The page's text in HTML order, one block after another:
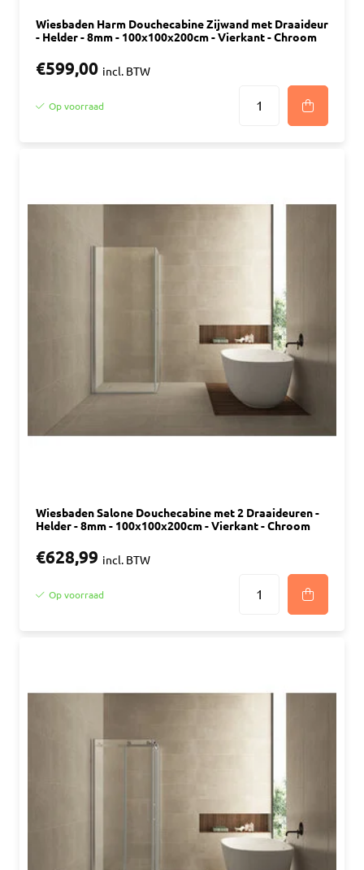
Wiesbaden Harm Douchecabine Zijwand met Draaideur
- Helder - 8mm - 100x100x200cm - Vierkant - Chroom
€599,00 incl. BTW
Op voorraad
Wiesbaden Salone Douchecabine met 2 Draaideuren -
Helder - 8mm - 100x100x200cm - Vierkant - Chroom
€628,99 incl. BTW
Op voorraad